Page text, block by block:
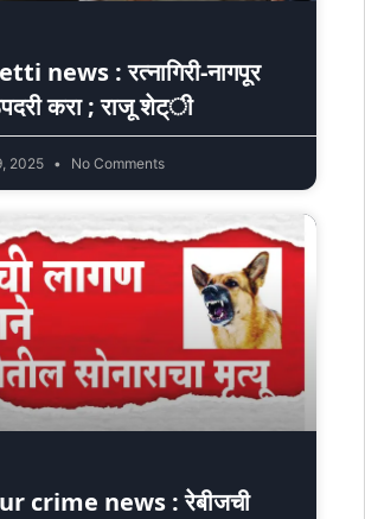
news : रत्नागिरी-नागपूर
करा ; राजू शेट्ी
2025 No Comments
crime news : रेबीजची